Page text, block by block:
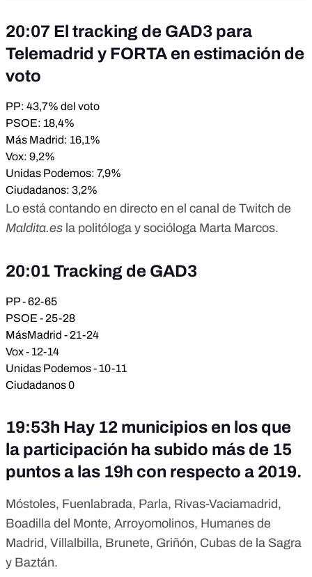
20:07 El tracking de GAD3 para
Telemadrid y FORTA en estimación de
voto
PP: 43,7% del voto
PSOE: 18,4%
Más Madrid: 16,1%
Vox: 9,2%
Unidas Podemos: 7,9%
Ciudadanos: 3,2%
Lo está contando en directo en el canal de Twitch de
Maldita.es la politóloga y socióloga Marta Marcos.
20:01 Tracking de GAD3
PP - 62-65
PSOE - 25-28
MásMadrid - 21-24
Vox - 12-14
Unidas Podemos - 10-11
Ciudadanos 0
19:53h Hay 12 municipios en los que
la participación ha subido más de 15
puntos a las 19h con respecto a 2019.
Móstoles, Fuenlabrada, Parla, Rivas-Vaciamadrid,
Boadilla del Monte, Arroyomolinos, Humanes de
Madrid, Villalbilla, Brunete, Griñón, Cubas de la Sagra
y Baztán.